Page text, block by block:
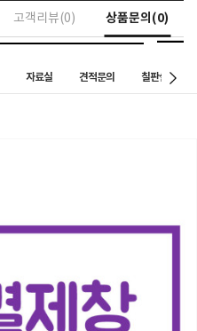
자료실 견적문의 칠판설치 사례
고객리뷰(0) 상품문의(0)